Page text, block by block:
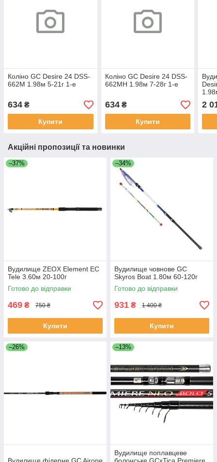
Коліно GC Desire 24 DSS-
662M 1.98м 5-21г 1-е
634 ₴
Купити
Коліно GC Desire 24 DSS-
662MH 1.98м 7-28г 1-е
634₴
Купити
2
Акційні пропозиції та новинки
–37%
Вудилище ZEOX Element EС
Tele 3.60м 20-100г
Готово до відправки
469 ₴ 750 ₴
Купити
–34%
Вудилище човнове GC
Skyros Boat 1.80м 60-120г
Готово до відправки
931 ₴ 1 400 ₴
Купити
–26% –13%
Вудилище поплавцеве